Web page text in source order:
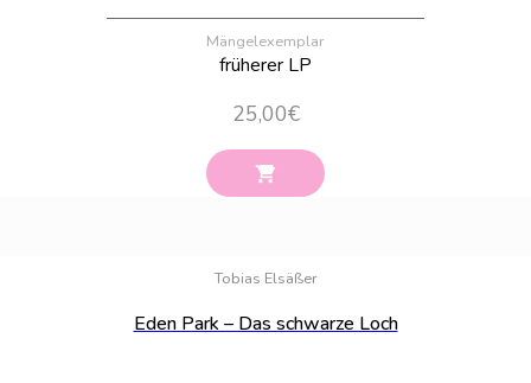
Mängelexemplar
früherer LP
25,00€
Tobias Elsäßer
Eden Park – Das schwarze Loch